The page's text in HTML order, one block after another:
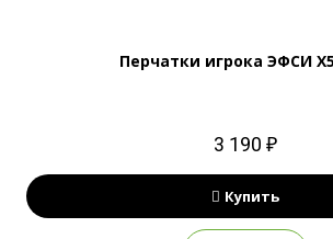
Перчатки игрока ЭФСИ
3 190 ₽
Купить